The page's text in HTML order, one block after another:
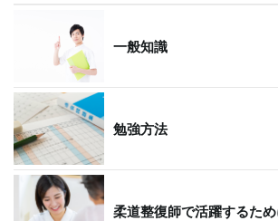
一般知識
勉強方法
柔道整復師で活躍するため